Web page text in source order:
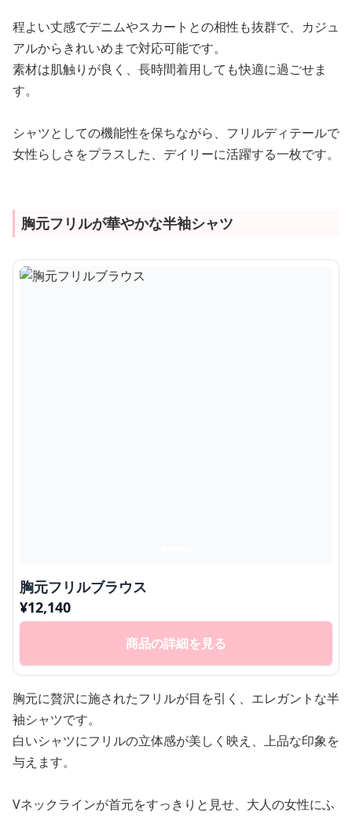
程よい丈感でデニムやスカートとの相性も抜群で、カジュ
アルからきれいめまで対応可能です。
素材は肌触りが良く、長時間着用しても快適に過ごせま
す。
シャツとしての機能性を保ちながら、フリルディテールで
女性らしさをプラスした、デイリーに活躍する一枚です。
胸元フリルが華やかな半袖シャツ
胸元フリルブラウス
¥12,140
商品の詳細を見る
胸元に贅沢に施されたフリルが目を引く、エレガントな半
袖シャツです。
白いシャツにフリルの立体感が美しく映え、上品な印象を
与えます。
Vネックラインが首元をすっきりと見せ、大人の女性にふ